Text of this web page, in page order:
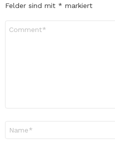
Felder sind mit * markiert